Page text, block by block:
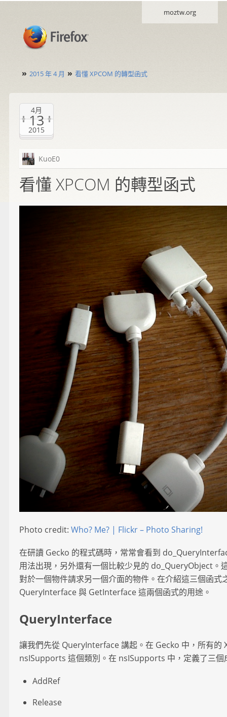
moztw.org
» 2015 年 4 月 » 看懂 XPCOM 的轉型函式
4月
13
2015
KuoE0
看懂 XPCOM 的轉型函式
Photo credit: Who? Me? | Flickr – Photo Sharing!
在研讀 Gecko 的程式碼時，常常會看到
用法出現，另外還有一個比較少見的 do_QueryObject。
對於一個物件請求另一個介面的物件。在介紹這三個函式
QueryInterface 與 GetInterface 這兩個函式的用途。
QueryInterface
讓我們先從 QueryInterface 講起。在 Gecko 中，所有的
nsISupports 這個類別。在 nsISupports 中，定義了三個
AddRef
Release